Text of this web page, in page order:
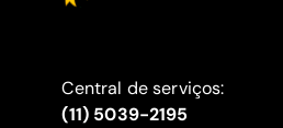
Central de serviços:
(11) 5039-2195